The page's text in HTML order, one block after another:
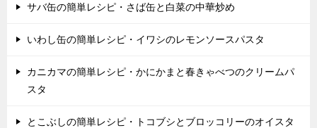
サバ缶の簡単レシピ・さば缶と白菜の中華炒め
いわし缶の簡単レシピ・イワシのレモンソースパスタ
カニカマの簡単レシピ・かにかまと春きゃべつのクリームパ
スタ
とこぶしの簡単レシピ・トコブシとブロッコリーのオイスタ